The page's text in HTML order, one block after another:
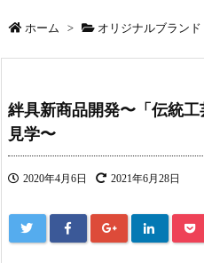
ホーム > オリジナルブランド
絆具新商品開発〜「伝統
見学〜
2020年4月6日 2021年6月28日